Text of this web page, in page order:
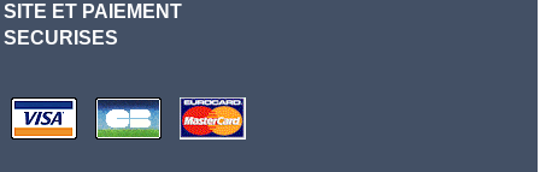
SITE ET PAIEMENT
SECURISES